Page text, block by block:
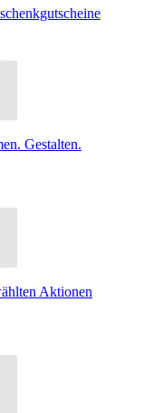
Gestalten.
Aktionen